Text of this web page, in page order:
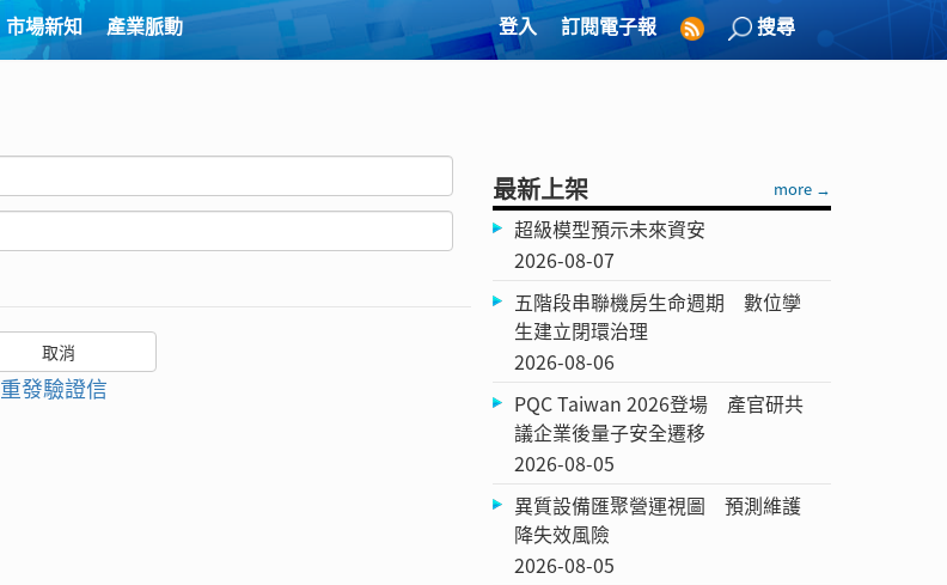
市場新知 產業脈動 登入 訂閱電子報 搜尋
重發驗證信
最新上架 more →
超級模型預示未來資安
2026-08-07
五階段串聯機房生命週期 數位孿
生建立閉環治理
2026-08-06
PQC Taiwan 2026登場 產官研共
議企業後量子安全遷移
2026-08-05
異質設備匯聚營運視圖 預測維護
降失效風險
2026-08-05